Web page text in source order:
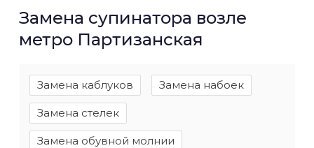
Замена супинатора возле
метро Партизанская
Замена каблуков Замена набоек
Замена стелек
Замена обувной молнии